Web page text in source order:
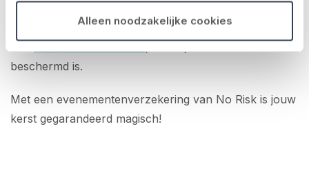
Alleen noodzakelijke cookies
verzekeren van jouw ijsbaan, kerstmarkt of kerst-
Bereken het hier! Je kan de verzekering
beschermd is.
Met een evenementenverzekering van No Risk is jouw
kerst gegarandeerd magisch!